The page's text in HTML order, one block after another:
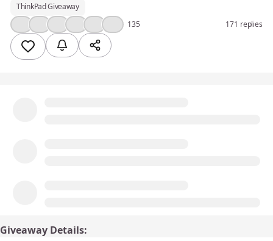
ThinkPad Giveaway
135 171 replies
Giveaway Details: